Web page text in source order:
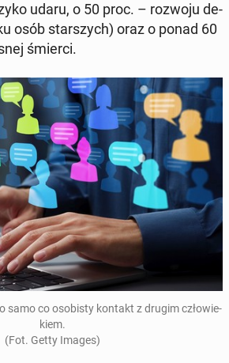
udaru, o 50 proc. – rozwoju de­
osób star­szych) oraz o ponad 60
śmierci.
samo co oso­bi­sty kontakt z drugim czło­wie­
kiem.
(Fot. Getty Images)